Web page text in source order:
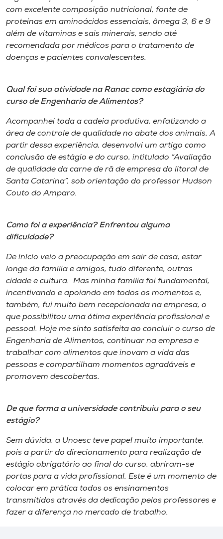
com excelente composição nutricional, fonte de
proteínas em aminoácidos essenciais, ômega 3, 6 e 9
além de vitaminas e sais minerais, sendo até
recomendada por médicos para o tratamento de
doenças e pacientes convalescentes.
Qual foi sua atividade na Ranac como estagiária do
curso de Engenharia de Alimentos?
Acompanhei toda a cadeia produtiva, enfatizando a
área de controle de qualidade no abate dos animais. A
partir dessa experiência, desenvolvi um artigo como
conclusão de estágio e do curso, intitulado “Avaliação
de qualidade da carne de rã de empresa do litoral de
Santa Catarina”, sob orientação do professor Hudson
Couto do Amparo.
Como foi a experiência? Enfrentou alguma
dificuldade?
De início veio a preocupação em sair de casa, estar
longe da família e amigos, tudo diferente, outras
cidade e cultura. Mas minha família foi fundamental,
incentivando e apoiando em todos os momentos e,
também, fui muito bem recepcionada na empresa, o
que possibilitou uma ótima experiência profissional e
pessoal. Hoje me sinto satisfeita ao concluir o curso de
Engenharia de Alimentos, continuar na empresa e
trabalhar com alimentos que inovam a vida das
pessoas e compartilham momentos agradáveis e
promovem descobertas.
De que forma a universidade contribuiu para o seu
estágio?
Sem dúvida, a Unoesc teve papel muito importante,
pois a partir do direcionamento para realização de
estágio obrigatório ao final do curso, abriram-se
portas para a vida profissional. Este é um momento de
colocar em prática todos os ensinamentos
transmitidos através da dedicação pelos professores e
fazer a diferença no mercado de trabalho.